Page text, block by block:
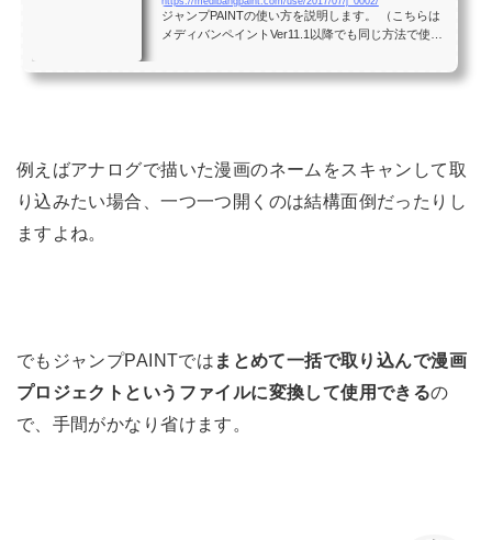
ジャンプPAINTの使い方を説明します。 （こちらは
メディバンペイントVer11.1以降でも同じ方法で使用
します。 ジャンプPAINTはクラウドプロジェクトに
例えばアナログで描いた漫画のネームをスキャンして取
り込みたい場合、一つ一つ開くのは結構面倒だったりし
ますよね。
でもジャンプPAINTでは まとめて一括で取り込んで漫画
プロジェクトというファイルに変換して使用できるの
で、手間がかなり省けます。